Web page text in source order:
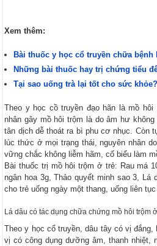
Xem thêm:
Bài thuốc y học cổ truyền chữa
Những bài thuốc hay trị chứng tiểu
Tại sao uống trà lại tốt cho sức khỏe?
Theo y học cồ truyền đạo hãn là mồ
nhân gây mồ hôi trộm là do âm hư
tân dịch dễ thoát ra bì phu cơ nhục. Còn
lúc thức ở mọi trạng thái, nguyên nhân
vững chắc không liễm hãm, cố biểu làm
Bài thuốc trị mồ hôi trộm ở trẻ: Rau má
ngân hoa 3g, Thảo quyết minh sao 3, Lá
cho trẻ uống ngày một thang, uống liên
Lá dâu có tác dụng chữa chứng mồ hôi trộm
Theo y học cổ truyền, dâu tây có vị
vị có công dụng dưỡng âm, thanh nhiệt,